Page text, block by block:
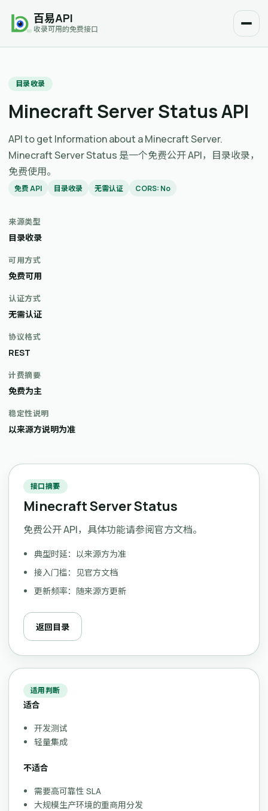
百易API
收录可用的免费接口
目录收录
Minecraft Server Status API
API to get Information about a Minecraft Server.
Minecraft Server Status 是一个免费公开 API，目录收录，
免费使用。
免费 API 目录收录 无需认证 CORS: No
来源类型
目录收录
可用方式
免费可用
认证方式
无需认证
协议格式
REST
计费摘要
免费为主
稳定性说明
以来源方说明为准
接口摘要
Minecraft Server Status
免费公开 API，具体功能请参阅官方文档。
典型时延：以来源方为准
接入门槛：见官方文档
更新频率：随来源方更新
返回目录
适用判断
适合
开发测试
轻量集成
不适合
需要高可靠性 SLA
大规模生产环境的重商用分发